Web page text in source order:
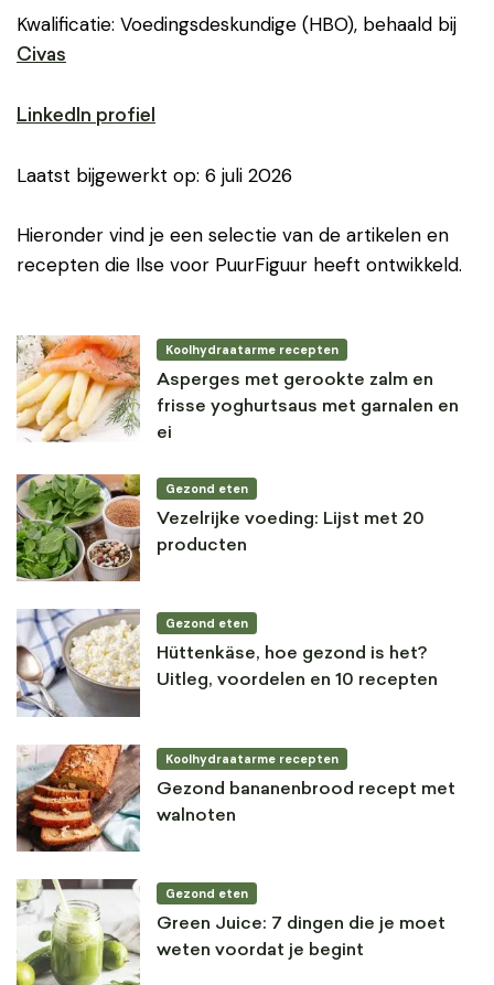
Kwalificatie: Voedingsdeskundige (HBO), behaald bij
Civas
LinkedIn profiel
Laatst bijgewerkt op: 6 juli 2026
Hieronder vind je een selectie van de artikelen en
recepten die Ilse voor PuurFiguur heeft ontwikkeld.
Koolhydraatarme recepten
Asperges met gerookte zalm en
frisse yoghurtsaus met garnalen en
ei
Gezond eten
Vezelrijke voeding: Lijst met 20
producten
Gezond eten
Hüttenkäse, hoe gezond is het?
Uitleg, voordelen en 10 recepten
Koolhydraatarme recepten
Gezond bananenbrood recept met
walnoten
Gezond eten
Green Juice: 7 dingen die je moet
weten voordat je begint